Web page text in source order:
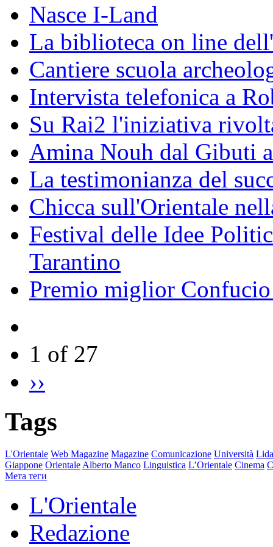
Nasce I-Land
La biblioteca on line
Cantiere scuola
Intervista telefonica a
Su Rai2 l'iniziativa
Amina Nouh dal Gibuti
La testimonianza del
Chicca sull'Orientale
Festival delle Idee
Tarantino
Premio miglior
1 of 27
››
Tags
L'Orientale Web Magazine Magazine Comunicazione Università
Giappone Orientale Alberto Manco Linguistica L’Orientale Cinema
Мета теги
L'Orientale
Redazione